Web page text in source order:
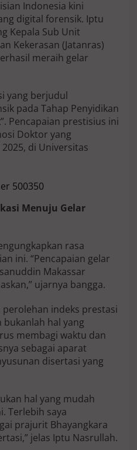
o
l
e
s
e
s
M
a
k
a
s
r
u
e
s
S
e
l
s
a
i
k
a
P
d
i
d
i
k
Indonesia kini
digital forensik. Iptu
Kepala Sub Unit
Kekerasan (Jatanras)
meraih gelar
yang berjudul
pada Tahap Penyidikan
Pencapaian prestisius ini
Doktor yang
di Universitas
Menuju Gelar
rasa
ini. “Pencapaian gelar
Makassar
ujarnya bangga.
indeks prestasi
bukanlah hal yang
membagi waktu dan
sebagai aparat
disertasi yang
hal yang mudah
Terlebih saya
prajurit Bhayangkara
jelas Iptu Nasrullah.